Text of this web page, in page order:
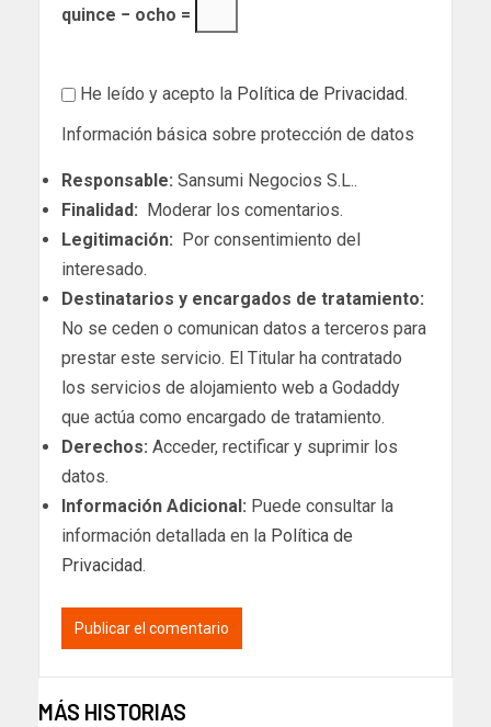
quince − ocho =
He leído y acepto la Política de Privacidad.
Información básica sobre protección de datos
Responsable: Sansumi Negocios S.L..
Finalidad: Moderar los comentarios.
Legitimación: Por consentimiento del
interesado.
Destinatarios y encargados de tratamiento:
No se ceden o comunican datos a terceros para
prestar este servicio. El Titular ha contratado
los servicios de alojamiento web a Godaddy
que actúa como encargado de tratamiento.
Derechos: Acceder, rectificar y suprimir los
datos.
Información Adicional: Puede consultar la
información detallada en la Política de
Privacidad.
MÁS HISTORIAS